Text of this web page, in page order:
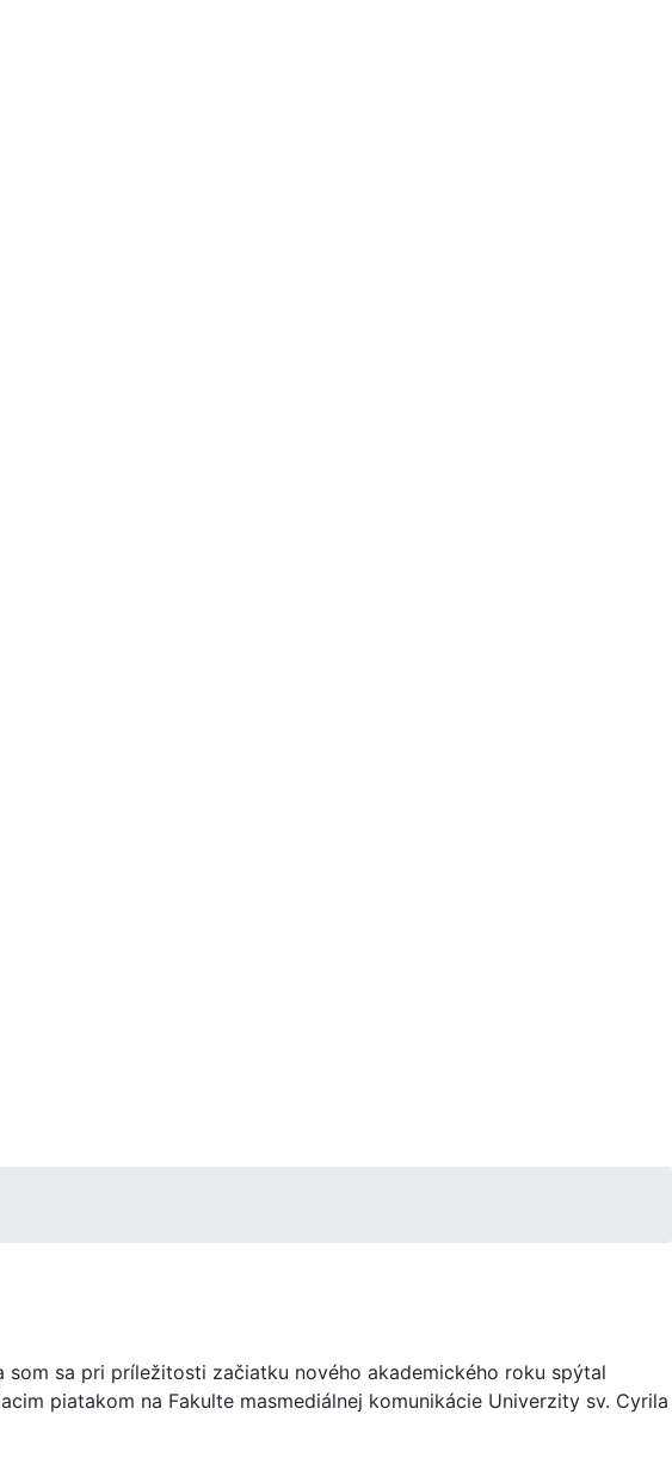
sa pri príležitosti začiatku nového akademického roku spýtal
piatakom na Fakulte masmediálnej komunikácie Univerzity sv. Cyrila